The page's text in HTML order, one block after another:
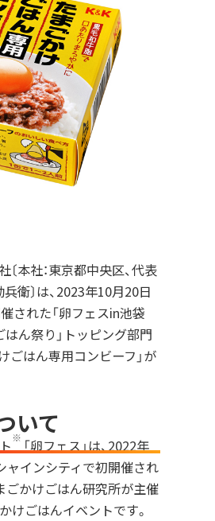
本社：東京都中央区、代表
衛〕は、2023年10月20日
された「卵フェスin池袋
ん祭り」トッピング部門
ごはん専用コンビーフ」が
いて
※「卵フェス」は、2022年
ャインシティで初開催され
ごかけごはん研究所が主催
けごはんイベントです。